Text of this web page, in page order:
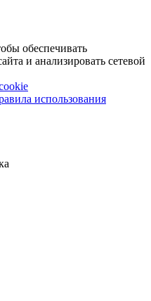
обеспечивать
и анализировать сетевой
использования